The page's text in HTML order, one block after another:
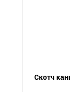
Скотч